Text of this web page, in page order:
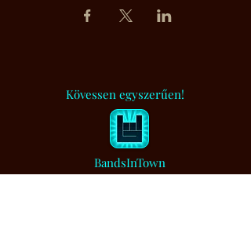
Kövessen egyszerűen!
BandsInTown